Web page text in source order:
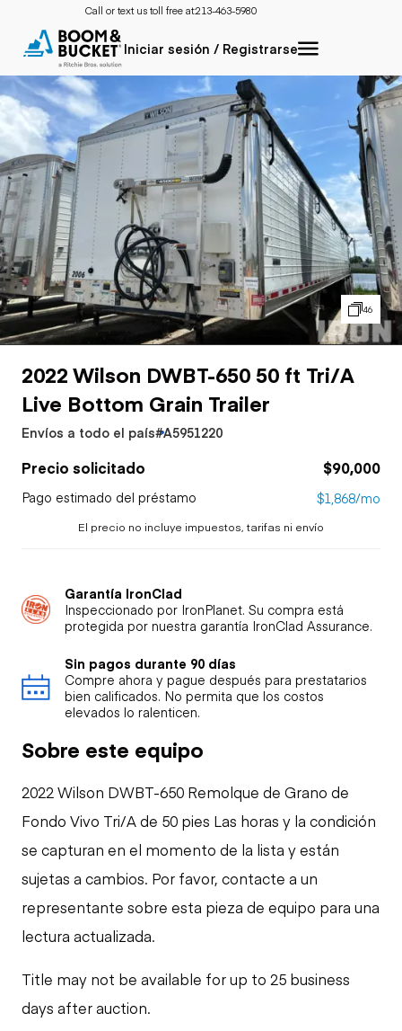
Call or text us toll free at:213-463-5980
Iniciar sesión / Registrarse
46
2022 Wilson DWBT-650 50 ft Tri/A
Live Bottom Grain Trailer
Envíos a todo el país#A5951220
Precio solicitado $90,000
Pago estimado del préstamo $1,868/mo
El precio no incluye impuestos, tarifas ni envío
Garantía IronClad
Inspeccionado por IronPlanet. Su compra está
protegida por nuestra garantía IronClad Assurance.
Sin pagos durante 90 días
Compre ahora y pague después para prestatarios
bien calificados. No permita que los costos
elevados lo ralenticen.
Sobre este equipo
2022 Wilson DWBT-650 Remolque de Grano de
Fondo Vivo Tri/A de 50 pies Las horas y la condición
se capturan en el momento de la lista y están
sujetas a cambios. Por favor, contacte a un
representante sobre esta pieza de equipo para una
lectura actualizada.
Title may not be available for up to 25 business
days after auction.